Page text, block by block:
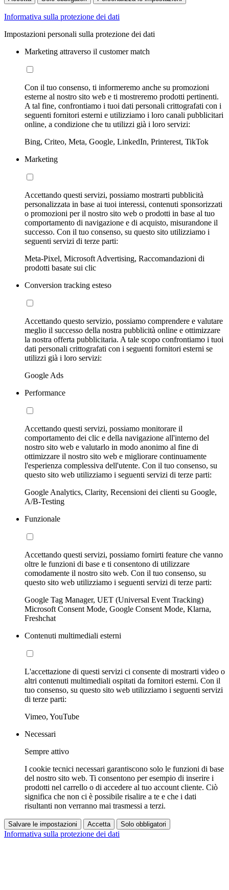
Informativa sulla protezione dei dati
Impostazioni personali sulla protezione dei dati
Marketing attraverso il customer match
Con il tuo consenso, ti informeremo anche su promozioni
esterne al nostro sito web e ti mostreremo prodotti pertinenti.
A tal fine, confrontiamo i tuoi dati personali crittografati con i
seguenti fornitori esterni e utilizziamo i loro canali pubblicitari
online, a condizione che tu utilizzi già i loro servizi:
Bing, Criteo, Meta, Google, LinkedIn, Printerest, TikTok
Marketing
Accettando questi servizi, possiamo mostrarti pubblicità
personalizzata in base ai tuoi interessi, contenuti sponsorizzati
o promozioni per il nostro sito web o prodotti in base al tuo
comportamento di navigazione e di acquisto, misurandone il
successo. Con il tuo consenso, su questo sito utilizziamo i
seguenti servizi di terze parti:
Meta-Pixel, Microsoft Advertising, Raccomandazioni di
prodotti basate sui clic
Conversion tracking esteso
Accettando questo servizio, possiamo comprendere e valutare
meglio il successo della nostra pubblicità online e ottimizzare
la nostra offerta pubblicitaria. A tale scopo confrontiamo i tuoi
dati personali crittografati con i seguenti fornitori esterni se
utilizzi già i loro servizi:
Google Ads
Performance
Accettando questi servizi, possiamo monitorare il
comportamento dei clic e della navigazione all'interno del
nostro sito web e valutarlo in modo anonimo al fine di
ottimizzare il nostro sito web e migliorare continuamente
l'esperienza complessiva dell'utente. Con il tuo consenso, su
questo sito web utilizziamo i seguenti servizi di terze parti:
Google Analytics, Clarity, Recensioni dei clienti su Google,
A/B-Testing
Funzionale
Accettando questi servizi, possiamo fornirti feature che vanno
oltre le funzioni di base e ti consentono di utilizzare
comodamente il nostro sito web. Con il tuo consenso, su
questo sito web utilizziamo i seguenti servizi di terze parti:
Google Tag Manager, UET (Universal Event Tracking)
Microsoft Consent Mode, Google Consent Mode, Klarna,
Freshchat
Contenuti multimediali esterni
L'accettazione di questi servizi ci consente di mostrarti video o
altri contenuti multimediali ospitati da fornitori esterni. Con il
tuo consenso, su questo sito web utilizziamo i seguenti servizi
di terze parti:
Vimeo, YouTube
Necessari
Sempre attivo
I cookie tecnici necessari garantiscono solo le funzioni di base
del nostro sito web. Ti consentono per esempio di inserire i
prodotti nel carrello o di accedere al tuo account cliente. Ciò
significa che non ci è possibile risalire a te e che i dati
risultanti non verranno mai trasmessi a terzi.
Salvare le impostazioni Accetta Solo obbligatori
Informativa sulla protezione dei dati